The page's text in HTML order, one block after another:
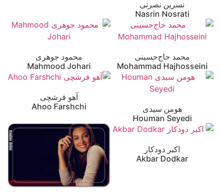
نسرین نصرتی
Nasrin Nosrati
محمد حاج‌حسینی
Mohammad Hajhosseini
محمود جوهری
Mahmood Johari
هومن سیدی
Houman Seyedi
آهو فرشچی
Ahoo Farshchi
اکبر دودکار
Akbar Dodkar